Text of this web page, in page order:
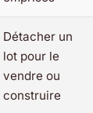
Détacher un
lot pour le
vendre ou
construire